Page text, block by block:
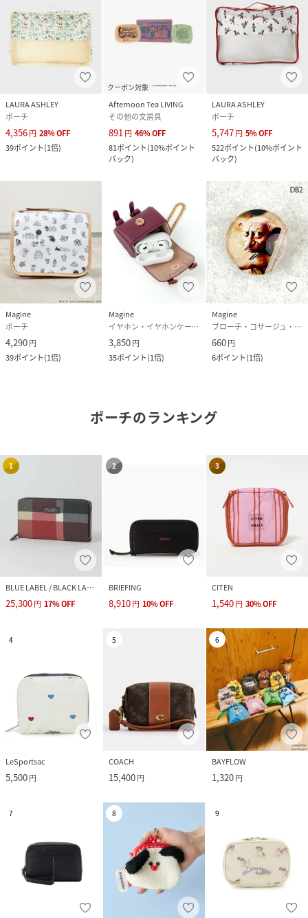
LAURA ASHLEY
ポーチ
4,356円 28%OFF
39ポイント(1倍)
クーポン対象
Afternoon Tea LIVING
その他の文房具
891円 46%OFF
81ポイント(10%ポイント
バック)
LAURA ASHLEY
ポーチ
5,747円 5%OFF
522ポイント(10%ポイント
バック)
Magine
ポーチ
4,290円
39ポイント(1倍)
Magine
イヤホン・イヤホンケース・ヘッドフォン
3,850円
35ポイント(1倍)
Magine
ブローチ・コサージュ・バッジ
660円
6ポイント(1倍)
ポーチのランキング
1
BLUE LABEL / BLACK LABEL CRESTBRIDGE
25,300円 17%OFF
2
BRIEFING
8,910円 10%OFF
3
CITEN
1,540円 30%OFF
4
LeSportsac
5,500円
5
COACH
15,400円
6
BAYFLOW
1,320円
7 8 9